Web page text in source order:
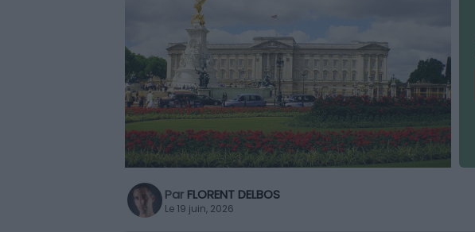
Par FLORENT DELBOS
Le 19 juin, 2026